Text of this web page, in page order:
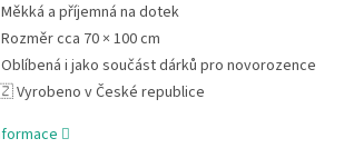
a příjemná na dotek
cca 70 × 100 cm
i jako součást dárků pro novorozence
Vyrobeno v České republice